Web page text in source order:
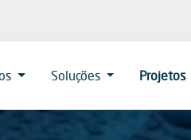
Soluções Projetos